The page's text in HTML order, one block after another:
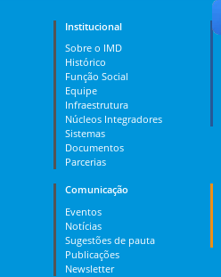
Institucional
Sobre o IMD
Histórico
Função Social
Equipe
Infraestrutura
Núcleos Integradores
Sistemas
Documentos
Parcerias
Comunicação
Eventos
Notícias
Sugestões de pauta
Publicações
Newsletter